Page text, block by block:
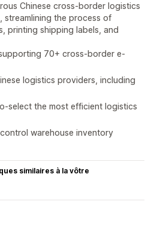
Chinese cross-border logistics
the process of
printing shipping labels, and
70+ cross-border e-
logistics providers, including
select the most efficient logistics
warehouse inventory
similaires à la vôtre